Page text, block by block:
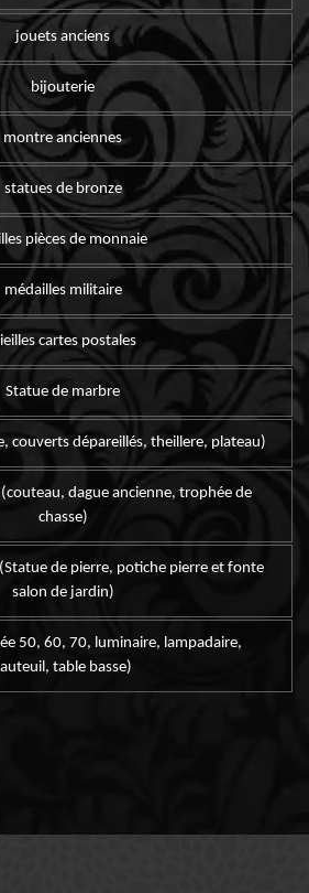
jouets anciens
bijouterie
montre anciennes
statues de bronze
pièces de monnaie
médailles militaire
cartes postales
Statue de marbre
couverts dépareillés, theillere, plateau)
dague ancienne, trophée de
chasse)
de pierre, potiche pierre et fonte
salon de jardin)
50, 60, 70, luminaire, lampadaire,
table basse)